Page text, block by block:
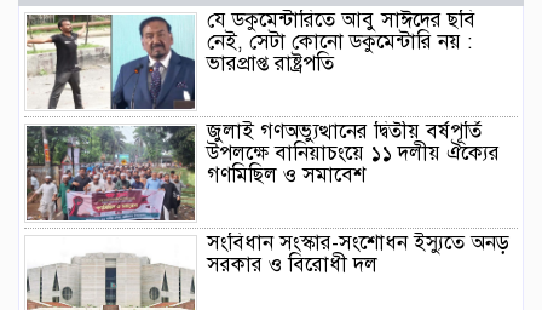
যে ডকুমেন্টারিতে আবু সাঈদের ছবি
নেই, সেটা কোনো ডকুমেন্টারি নয় :
ভারপ্রাপ্ত রাষ্ট্রপতি
জুলাই গণঅভ্যুত্থানের দ্বিতীয় বর্ষপূর্তি
উপলক্ষে বানিয়াচংয়ে ১১ দলীয় ঐক্যের
গণমিছিল ও সমাবেশ
সংবিধান সংস্কার-সংশোধন ইস্যুতে অনড়
সরকার ও বিরোধী দল